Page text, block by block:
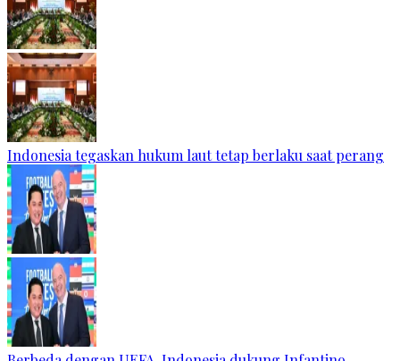
Indonesia tegaskan hukum laut tetap berlaku saat perang